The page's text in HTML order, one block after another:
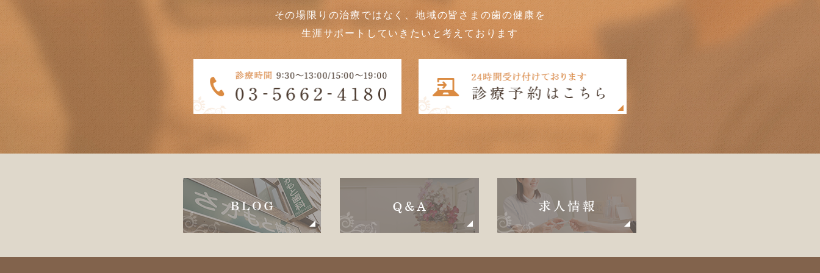
その場限りの治療ではなく、地域の皆さまの歯の健康を
生涯サポートしていきたいと考えております